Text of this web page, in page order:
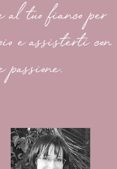
tuo fianco per
e assisterti con